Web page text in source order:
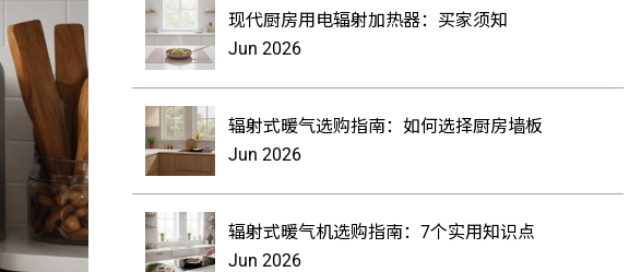
现代厨房用电辐射加热器：买家须知
Jun 2026
辐射式暖气选购指南：如何选择厨房墙板
Jun 2026
辐射式暖气机选购指南：7个实用知识点
Jun 2026